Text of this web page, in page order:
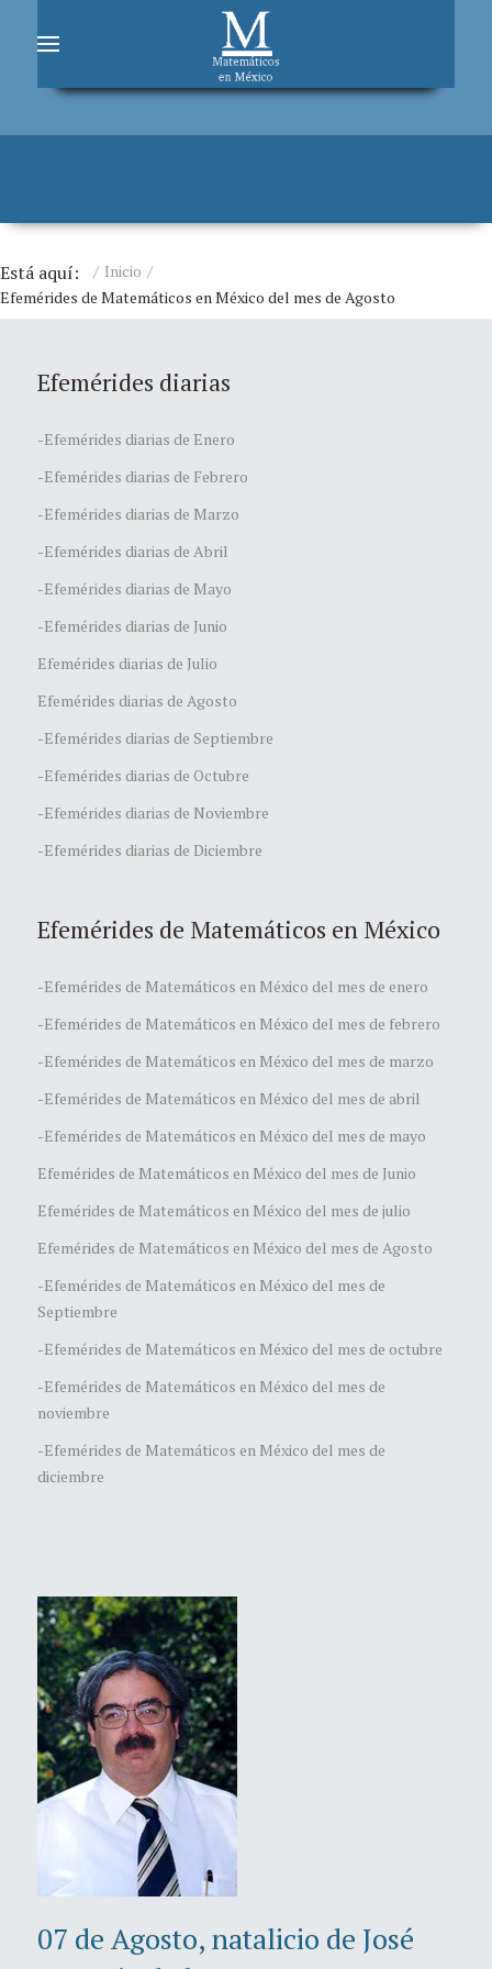
Está aquí:
Inicio
Efemérides de Matemáticos en México del mes de Agosto
Efemérides diarias
-Efemérides diarias de Enero
-Efemérides diarias de Febrero
-Efemérides diarias de Marzo
-Efemérides diarias de Abril
-Efemérides diarias de Mayo
-Efemérides diarias de Junio
Efemérides diarias de Julio
Efemérides diarias de Agosto
-Efemérides diarias de Septiembre
-Efemérides diarias de Octubre
-Efemérides diarias de Noviembre
-Efemérides diarias de Diciembre
Efemérides de Matemáticos en México
-Efemérides de Matemáticos en México del mes de enero
-Efemérides de Matemáticos en México del mes de febrero
-Efemérides de Matemáticos en México del mes de marzo
-Efemérides de Matemáticos en México del mes de abril
-Efemérides de Matemáticos en México del mes de mayo
Efemérides de Matemáticos en México del mes de Junio
Efemérides de Matemáticos en México del mes de julio
Efemérides de Matemáticos en México del mes de Agosto
-Efemérides de Matemáticos en México del mes de
Septiembre
-Efemérides de Matemáticos en México del mes de octubre
-Efemérides de Matemáticos en México del mes de
noviembre
-Efemérides de Matemáticos en México del mes de
diciembre
07 de Agosto, natalicio de José